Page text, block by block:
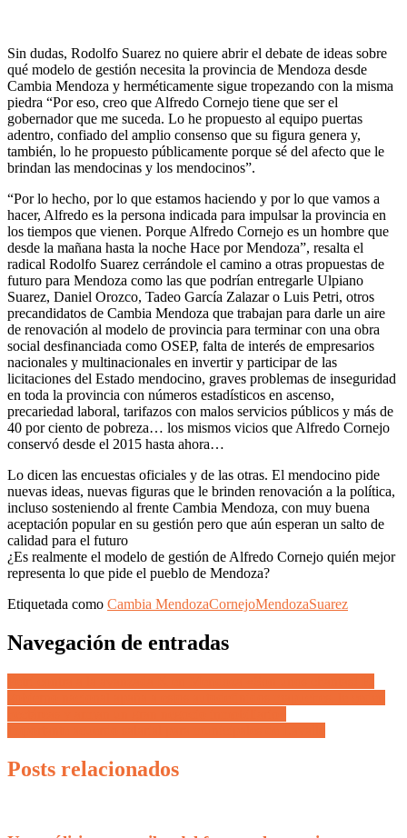
Sin dudas, Rodolfo Suarez no quiere abrir el debate de ideas sobre
qué modelo de gestión necesita la provincia de Mendoza desde
Cambia Mendoza y herméticamente sigue tropezando con la misma
piedra “Por eso, creo que Alfredo Cornejo tiene que ser el
gobernador que me suceda. Lo he propuesto al equipo puertas
adentro, confiado del amplio consenso que su figura genera y,
también, lo he propuesto públicamente porque sé del afecto que le
brindan las mendocinas y los mendocinos”.
“Por lo hecho, por lo que estamos haciendo y por lo que vamos a
hacer, Alfredo es la persona indicada para impulsar la provincia en
los tiempos que vienen. Porque Alfredo Cornejo es un hombre que
desde la mañana hasta la noche Hace por Mendoza”, resalta el
radical Rodolfo Suarez cerrándole el camino a otras propuestas de
futuro para Mendoza como las que podrían entregarle Ulpiano
Suarez, Daniel Orozco, Tadeo García Zalazar o Luis Petri, otros
precandidatos de Cambia Mendoza que trabajan para darle un aire
de renovación al modelo de provincia para terminar con una obra
social desfinanciada como OSEP, falta de interés de empresarios
nacionales y multinacionales en invertir y participar de las
licitaciones del Estado mendocino, graves problemas de inseguridad
en toda la provincia con números estadísticos en ascenso,
precariedad laboral, tarifazos con malos servicios públicos y más de
40 por ciento de pobreza… los mismos vicios que Alfredo Cornejo
conservó desde el 2015 hasta ahora…
Lo dicen las encuestas oficiales y de las otras. El mendocino pide
nuevas ideas, nuevas figuras que le brinden renovación a la política,
incluso sosteniendo al frente Cambia Mendoza, con muy buena
aceptación popular en su gestión pero que aún esperan un salto de
calidad para el futuro
¿Es realmente el modelo de gestión de Alfredo Cornejo quién mejor
representa lo que pide el pueblo de Mendoza?
Etiquetada como Cambia MendozaCornejoMendozaSuarez
Navegación de entradas
Posts relacionados